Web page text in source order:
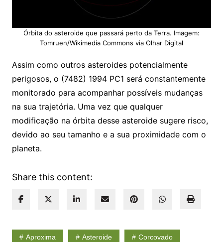
Órbita do asteroide que passará perto da Terra. Imagem:
Tomruen/Wikimedia Commons via Olhar Digital
Assim como outros asteroides potencialmente
perigosos, o (7482) 1994 PC1 será constantemente
monitorado para acompanhar possíveis mudanças
na sua trajetória. Uma vez que qualquer
modificação na órbita desse asteroide sugere risco,
devido ao seu tamanho e a sua proximidade com o
planeta.
Share this content:
Aproxima Asteroide Corcovado